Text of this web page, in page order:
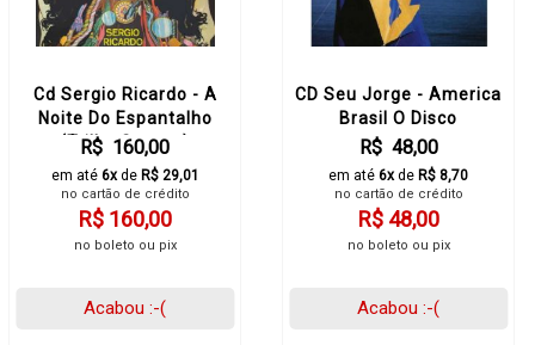
Cd Sergio Ricardo - A
Noite Do Espantalho
(Trilha Sonora)
R$ 160,00
em até 6xde R$ 29,01
no cartão de crédito
R$ 160,00
no boleto ou pix
Acabou :-(
CD Seu Jorge - America
Brasil O Disco
R$ 48,00
em até 6xde R$ 8,70
no cartão de crédito
R$ 48,00
no boleto ou pix
Acabou :-(